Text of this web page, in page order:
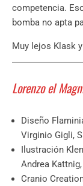
competencia.
bomba no apta
Muy lejos Klask
Lorenzo el
Diseño
Virginio Gigli,
Ilustración
Andrea
Cranio